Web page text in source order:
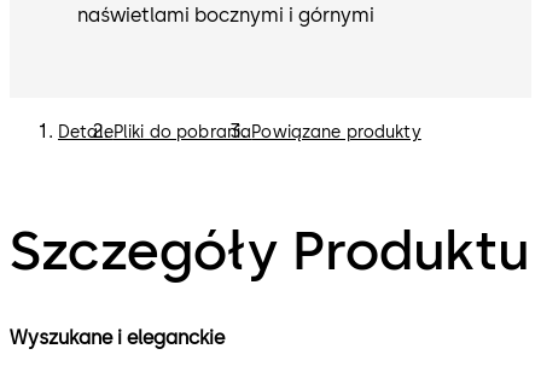
naświetlami bocznymi i górnymi
DetalePliki do pobraniaPowiązane produkty
Szczegóły Produktu
Wyszukane i eleganckie